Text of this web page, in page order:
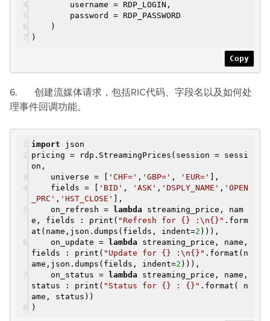
username = RDP_LOGIN,
password = RDP_PASSWORD
)
)
Copy
6. 创建流媒体请求，包括RIC代码、字段名以及如何处
理事件回调功能。
import json
pricing = rdp.StreamingPrices(session = sessi
on,
universe = [
'CHF=' , 'GBP=' , 'EUR='
],
fields = [
'BID' , 'ASK' , 'DSPLY_NAME' , 'OPEN
_PRC' , 'HST_CLOSE'
],
on_refresh =
lambda streaming_price, nam
e, fields : print( "Refresh for {} :\n{}" .form
at(name,json.dumps(fields, indent=2 ))),
on_update =
lambda streaming_price, name,
fields : print( "Update for {} :\n{}" .format(n
ame,json.dumps(fields, indent=2 ))),
on_status =
lambda streaming_price, name,
status : print( "Status for {} : {}" .format( n
ame, status))
)